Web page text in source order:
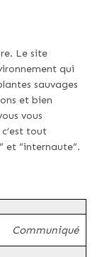
Le site
qui
sauvages
et bien
vous
tout
et “internaute”.
Communiqué